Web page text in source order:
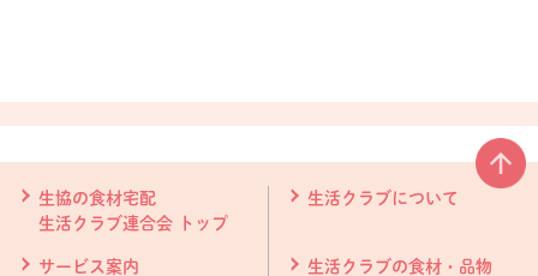
生協の食材宅配
生活クラブ連合会 トップ
生活クラブについて
サービス案内 生活クラブの食材・品物